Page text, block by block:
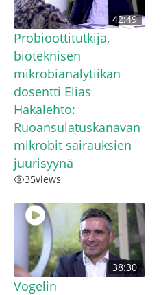
42:49
Probioottitutkija,
bioteknisen
mikrobianalytiikan
dosentti Elias
Hakalehto:
Ruoansulatuskanavan
mikrobit sairauksien
juurisyynä
35views
38:30
Vogelin